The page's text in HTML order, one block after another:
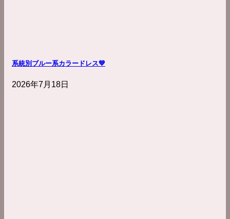
系統別ブルー系カラードレス💙
2026年7月18日